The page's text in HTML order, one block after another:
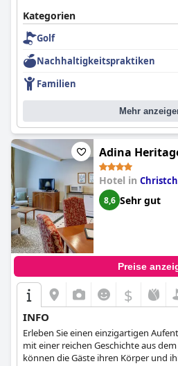
Kategorien
Golf
Nachhaltigkeitspraktiken
Familien
Mehr
Adina
Hotel in
8,6 Sehr gut
Preise
$
INFO
Erleben Sie einen einzigartigen
mit einer reichen Geschichte aus
können die Gäste ihren Körper und